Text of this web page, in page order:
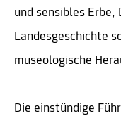
und sensibles Erbe,
Landesgeschichte
museologische
Die einstündige